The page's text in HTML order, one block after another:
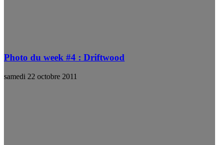
Photo du week #4 : Driftwood
samedi 22 octobre 2011